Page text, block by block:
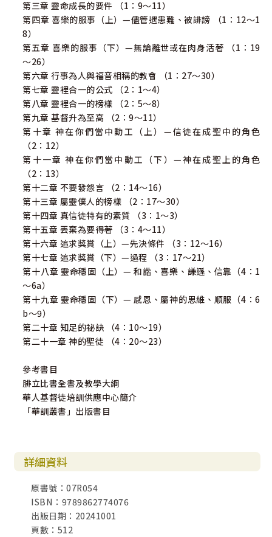
第三章 靈命成長的要件 （1：9～11）
第四章 喜樂的服事（上）—儘管遇患難、被誹謗 （1：12～1
8）
第五章 喜樂的服事（下）—無論離世或在肉身活著 （1：19
～26）
第六章 行事為人與福音相稱的教會 （1：27～30）
第七章 靈裡合一的公式 （2：1～4）
第八章 靈裡合一的榜樣 （2：5～8）
第九章 基督升為至高 （2：9～11）
第十章 神在你們當中動工（上）—信徒在成聖中的角色
（2：12）
第十一章 神在你們當中動工（下）—神在成聖上的角色
（2：13）
第十二章 不要發怨言 （2：14～16）
第十三章 屬靈僕人的榜樣 （2：17～30）
第十四章 真信徒特有的素質 （3：1～3）
第十五章 丟棄為要得著 （3：4～11）
第十六章 追求獎賞（上）—先決條件 （3：12～16）
第十七章 追求獎賞（下）—過程 （3：17～21）
第十八章 靈命穩固（上）— 和諧、喜樂、謙遜、信靠（4：1
～6a）
第十九章 靈命穩固（下）— 感恩、屬神的思維、順服（4：6
b～9）
第二十章 知足的祕訣 （4：10～19）
第二十一章 神的聖徒 （4：20～23）
參考書目
腓立比書全書及教學大綱
華人基督徒培訓供應中心簡介
「華訓叢書」出版書目
詳細資料
原書號：07R054
ISBN：9789862774076
出版日期：20241001
頁數：512